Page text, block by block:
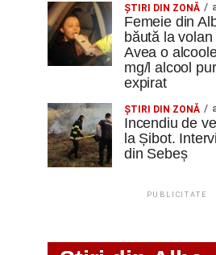
ŞTIRI DIN ZONĂ
Femeie din
băută la
Avea o
mg/l alcool
expirat
ŞTIRI DIN ZONĂ
Incendiu de
la Șibot.
din Sebeș
PUBLICITATE